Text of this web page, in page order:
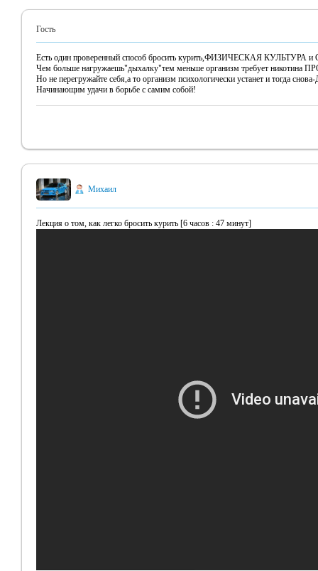
Гость
Есть один проверенный способ бросить курить,ФИЗИЧЕСКАЯ КУЛЬТУРА
Чем больше нагружаешь"дыхалку"тем меньше организм требует
Но не перегружайте себя,а то организм психологически устанет и тогда
Начинающим удачи в борьбе с самим собой!
Михаил
Лекция о том, как легко бросить курить [6 часов : 47 минут]